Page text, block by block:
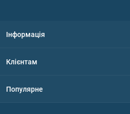
Інформація
Політика конфіденційності
Клієнтам
Популярне